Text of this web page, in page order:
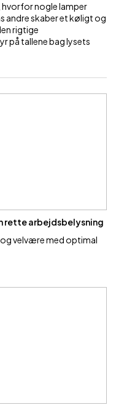
hvorfor nogle lamper
andre skaber et køligt og
rigtige
på tallene bag lysets
rette arbejdsbelysning
velvære med optimal